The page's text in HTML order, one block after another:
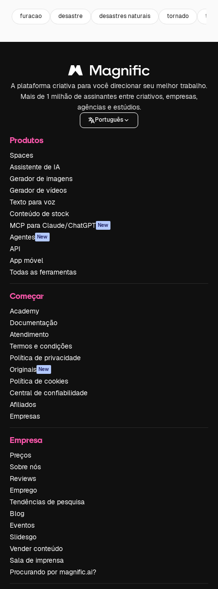
furacao desastre desastres naturais tornado
A plataforma criativa para você direcionar seu melhor trabalho.
Mais de 1 milhão de assinantes entre criativos, empresas,
agências e estúdios.
Português
Produtos
Spaces
Assistente de IA
Gerador de imagens
Gerador de vídeos
Texto para voz
Conteúdo de stock
MCP para Claude/ChatGPT New
Agentes New
API
App móvel
Todas as ferramentas
Começar
Academy
Documentação
Atendimento
Termos e condições
Política de privacidade
Originais New
Política de cookies
Central de confiabilidade
Afiliados
Empresas
Empresa
Preços
Sobre nós
Reviews
Emprego
Tendências de pesquisa
Blog
Eventos
Slidesgo
Vender conteúdo
Sala de imprensa
Procurando por magnific.ai?